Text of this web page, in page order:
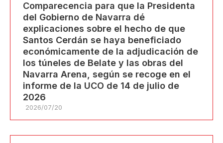
Comparecencia para que la Presidenta
del Gobierno de Navarra dé
explicaciones sobre el hecho de que
Santos Cerdán se haya beneficiado
económicamente de la adjudicación de
los túneles de Belate y las obras del
Navarra Arena, según se recoge en el
informe de la UCO de 14 de julio de
2026
2026/07/20